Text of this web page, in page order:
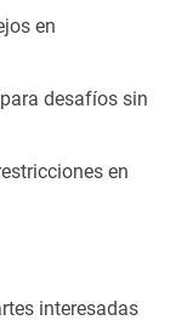
en
desafíos sin
en
interesadas